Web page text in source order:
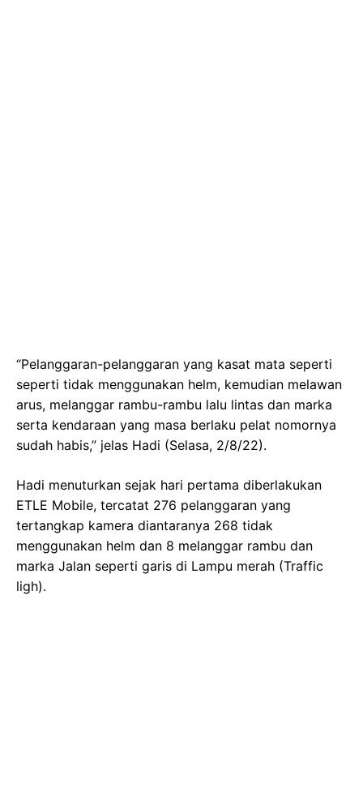
“Pelanggaran-pelanggaran yang kasat mata seperti
seperti tidak menggunakan helm, kemudian melawan
arus, melanggar rambu-rambu lalu lintas dan marka
serta kendaraan yang masa berlaku pelat nomornya
sudah habis,” jelas Hadi (Selasa, 2/8/22).
Hadi menuturkan sejak hari pertama diberlakukan
ETLE Mobile, tercatat 276 pelanggaran yang
tertangkap kamera diantaranya 268 tidak
menggunakan helm dan 8 melanggar rambu dan
marka Jalan seperti garis di Lampu merah (Traffic
ligh).